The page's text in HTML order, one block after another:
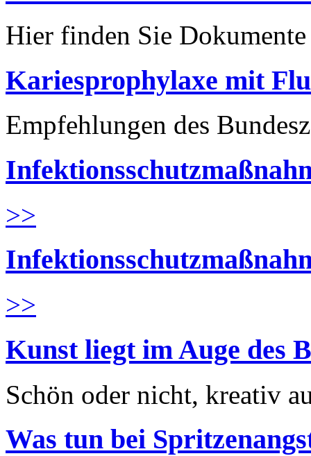
Hier finden Sie
Kariesprophylaxe mit
Empfehlungen des
>>
>>
Kunst liegt im Auge des
Schön oder nicht, kreativ
Was tun bei